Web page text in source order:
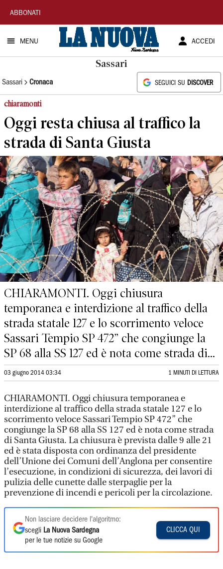
La
Nuova
Sardegna
ABBONATI
MENU ACCEDI
Sassari
Sassari Cronaca SEGUICI SU DISCOVER
chiaramonti
Oggi resta chiusa al traffico la
strada di Santa Giusta
CHIARAMONTI. Oggi chiusura
temporanea e interdizione al traffico della
strada statale 127 e lo scorrimento veloce
Sassari Tempio SP 472” che congiunge la
SP 68 alla SS 127 ed è nota come strada di...
03 giugno 2014 03:34 1 MINUTI DI LETTURA
CHIARAMONTI. Oggi chiusura temporanea e
interdizione al traffico della strada statale 127 e lo
scorrimento veloce Sassari Tempio SP 472” che
congiunge la SP 68 alla SS 127 ed è nota come strada
di Santa Giusta. La chiusura è prevista dalle 9 alle 21
ed è stata disposta con ordinanza del presidente
dell’Unione dei Comuni dell’Anglona per consentire
l’esecuzione, in condizioni di sicurezza, dei lavori di
pulizia delle cunette dalle sterpaglie per la
prevenzione di incendi e pericoli per la circolazione.
Non lasciare decidere l'algoritmo:
scegli La Nuova Sardegna
per le tue notizie su Google
CLICCA QUI